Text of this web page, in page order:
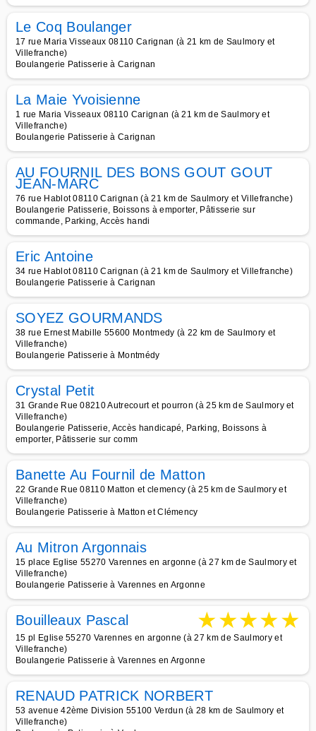
Le Coq Boulanger
17 rue Maria Visseaux 08110 Carignan (à 21 km de Saulmory et
Villefranche)
Boulangerie Patisserie à Carignan
La Maie Yvoisienne
1 rue Maria Visseaux 08110 Carignan (à 21 km de Saulmory et
Villefranche)
Boulangerie Patisserie à Carignan
AU FOURNIL DES BONS GOUT GOUT
JEAN-MARC
76 rue Hablot 08110 Carignan (à 21 km de Saulmory et Villefranche)
Boulangerie Patisserie, Boissons à emporter, Pâtisserie sur
commande, Parking, Accès handi
Eric Antoine
34 rue Hablot 08110 Carignan (à 21 km de Saulmory et Villefranche)
Boulangerie Patisserie à Carignan
SOYEZ GOURMANDS
38 rue Ernest Mabille 55600 Montmedy (à 22 km de Saulmory et
Villefranche)
Boulangerie Patisserie à Montmédy
Crystal Petit
31 Grande Rue 08210 Autrecourt et pourron (à 25 km de Saulmory et
Villefranche)
Boulangerie Patisserie, Accès handicapé, Parking, Boissons à
emporter, Pâtisserie sur comm
Banette Au Fournil de Matton
22 Grande Rue 08110 Matton et clemency (à 25 km de Saulmory et
Villefranche)
Boulangerie Patisserie à Matton et Clémency
Au Mitron Argonnais
15 place Eglise 55270 Varennes en argonne (à 27 km de Saulmory et
Villefranche)
Boulangerie Patisserie à Varennes en Argonne
Bouilleaux Pascal ★★★★★
15 pl Eglise 55270 Varennes en argonne (à 27 km de Saulmory et
Villefranche)
Boulangerie Patisserie à Varennes en Argonne
RENAUD PATRICK NORBERT
53 avenue 42ème Division 55100 Verdun (à 28 km de Saulmory et
Villefranche)